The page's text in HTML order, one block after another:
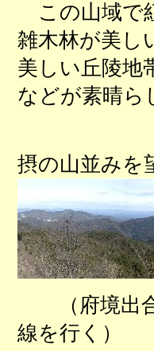
この山域で
雑木林が美し
美しい丘陵地
などが素晴ら
摂の山並みを
（府境
線を行